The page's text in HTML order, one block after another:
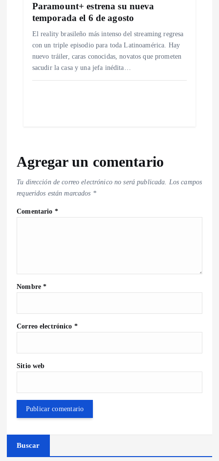
Paramount+ estrena su nueva
temporada el 6 de agosto
El reality brasileño más intenso del streaming regresa
con un triple episodio para toda Latinoamérica. Hay
nuevo tráiler, caras conocidas, novatos que prometen
sacudir la casa y una jefa inédita…
Agregar un comentario
Tu dirección de correo electrónico no será publicada. Los campos
requeridos están marcados *
Comentario *
Nombre*
Correo electrónico *
Sitio web
Buscar